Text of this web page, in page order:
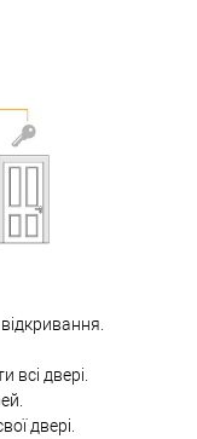
двері.
двері.